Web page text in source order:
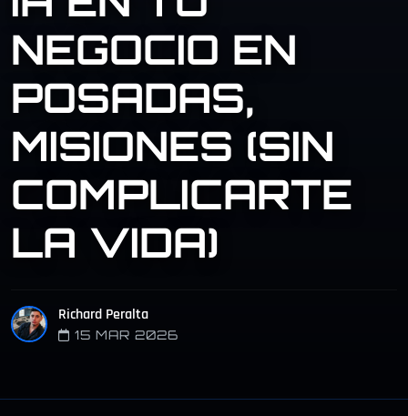
NEGOCIO EN
POSADAS,
MISIONES (SIN
COMPLICARTE
LA VIDA)
Richard Peralta
15 MAR 2026